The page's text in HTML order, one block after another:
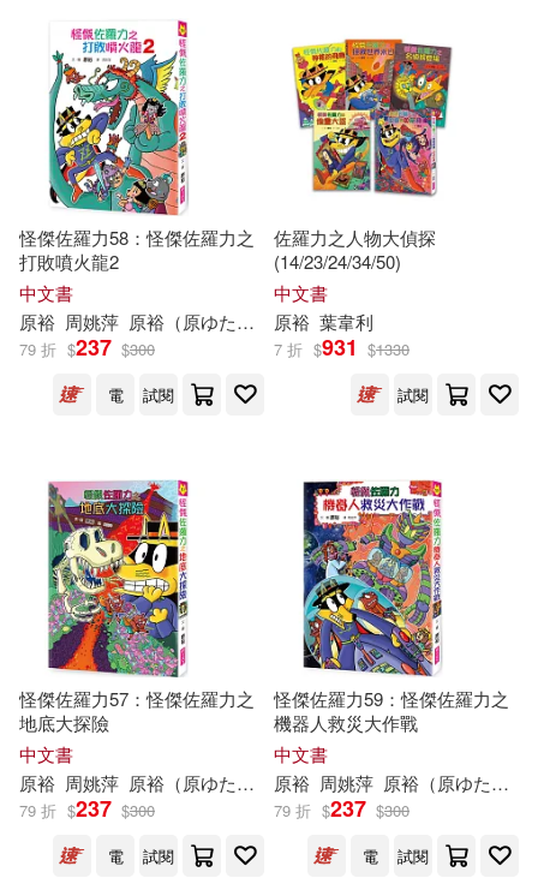
馮鈞政、陳成裕(1) 黃啟方(1)
龜山章(1) （日）原裕朗(1)
（日）原裕朗&BIRTHDAY(1)
（日）原裕朗和巴斯蒂(1)
（日）原裕朗等(1)
（日）栗原裕一郎(1)
（日）水島志穗(1)
（日）西成活裕(1)
（日）角野榮子（著），（日）原
（日）齋藤勝裕(1)
財信出版(1)
采實文化(1)
長江文藝出版社(1)
陝西師範大學出版社(1)
怪傑佐羅力58：怪傑佐羅力之
打敗噴火龍2
中文書
原裕 周姚萍 原裕 （原ゆたか）
79 折 $237 $300
電
試閱
佐羅力之人物大偵探
(14/23/24/34/50)
中文書
原裕 葉韋利
7 折 $931 $1330
試閱
怪傑佐羅力57：怪傑佐羅力之
地底大探險
中文書
原裕 周姚萍 原裕 （原ゆたか）
79 折 $237 $300
電
試閱
怪傑佐羅力59：怪傑佐羅力之
機器人救災大作戰
中文書
原裕 周姚萍 原裕 （原ゆたか）
79 折 $237 $300
電
試閱